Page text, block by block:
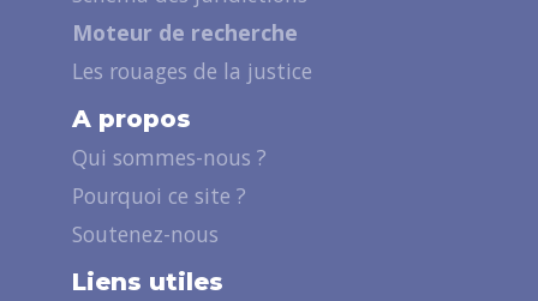
Moteur de recherche
Les rouages de la justice
A propos
Qui sommes-nous ?
Pourquoi ce site ?
Soutenez-nous
Liens utiles